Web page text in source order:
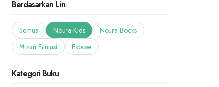
Berdasarkan Lini
Semua Noura Kids
Noura Books
Mizan Fantasi
Expose
Kategori Buku